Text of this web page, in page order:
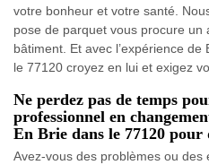
votre bonheur et votre santé.
pose de parquet vous procure un
bâtiment. Et avec l’expérience
le 77120 croyez en lui et exigez
Ne perdez pas de temps
professionnel en
En Brie dans le 77120
Avez-vous des problèmes ou des